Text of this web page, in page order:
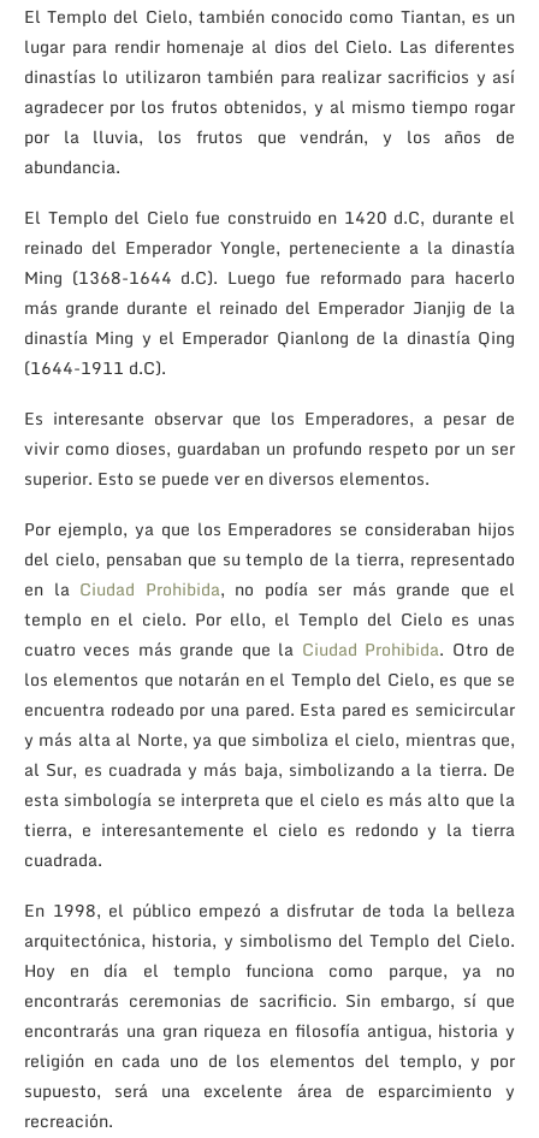
El Templo del Cielo, también conocido como Tiantan, es un
lugar para rendir homenaje al dios del Cielo. Las diferentes
dinastías lo utilizaron también para realizar sacrificios y así
agradecer por los frutos obtenidos, y al mismo tiempo rogar
por la lluvia, los frutos que vendrán, y los años de
abundancia.
El Templo del Cielo fue construido en 1420 d.C, durante el
reinado del Emperador Yongle, perteneciente a la dinastía
Ming (1368-1644 d.C). Luego fue reformado para hacerlo
más grande durante el reinado del Emperador Jianjig de la
dinastía Ming y el Emperador Qianlong de la dinastía Qing
(1644-1911 d.C).
Es interesante observar que los Emperadores, a pesar de
vivir como dioses, guardaban un profundo respeto por un ser
superior. Esto se puede ver en diversos elementos.
Por ejemplo, ya que los Emperadores se consideraban hijos
del cielo, pensaban que su templo de la tierra, representado
en la Ciudad Prohibida, no podía ser más grande que el
templo en el cielo. Por ello, el Templo del Cielo es unas
cuatro veces más grande que la Ciudad Prohibida. Otro de
los elementos que notarán en el Templo del Cielo, es que se
encuentra rodeado por una pared. Esta pared es semicircular
y más alta al Norte, ya que simboliza el cielo, mientras que,
al Sur, es cuadrada y más baja, simbolizando a la tierra. De
esta simbología se interpreta que el cielo es más alto que la
tierra, e interesantemente el cielo es redondo y la tierra
cuadrada.
En 1998, el público empezó a disfrutar de toda la belleza
arquitectónica, historia, y simbolismo del Templo del Cielo.
Hoy en día el templo funciona como parque, ya no
encontrarás ceremonias de sacrificio. Sin embargo, sí que
encontrarás una gran riqueza en filosofía antigua, historia y
religión en cada uno de los elementos del templo, y por
supuesto, será una excelente área de esparcimiento y
recreación.